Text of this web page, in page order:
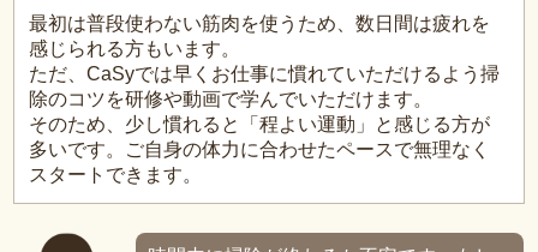
最初は普段使わない筋肉を使うため、数日間は疲れを
感じられる方もいます。
ただ、CaSyでは早くお仕事に慣れていただけるよう掃
除のコツを研修や動画で学んでいただけます。
そのため、少し慣れると「程よい運動」と感じる方が
多いです。ご自身の体力に合わせたペースで無理なく
スタートできます。